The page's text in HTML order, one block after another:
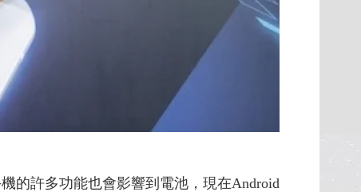
的許多功能也會影響到電池，現在Android